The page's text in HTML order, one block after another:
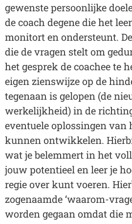
gewenste persoonlijke
de coach degene die het
monitort en ondersteunt.
die de vragen stelt om
het gesprek de coachee te
eigen zienswijze op de
tegenaan is gelopen (de
werkelijkheid) in de
eventuele oplossingen van
kunnen ontwikkelen.
wat je belemmert in het
jouw potentieel en leer je
regie over kunt voeren.
zogenaamde ‘waarom-
worden gegaan omdat die